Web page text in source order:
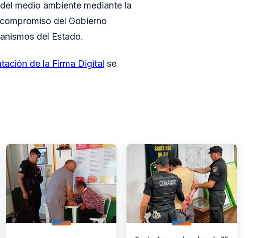
medio ambiente mediante la
del Gobierno
del Estado.
de la Firma Digital se